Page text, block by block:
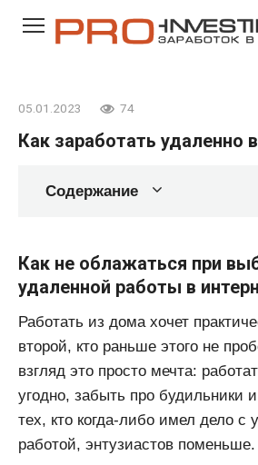
05.01.2023 74
Как заработать удаленно
Содержание
Как не облажаться при
удаленной работы в
Работать из дома хочет
второй, кто раньше этого не
взгляд это просто мечта:
угодно, забыть про будильники
тех, кто когда-либо имел дело с
работой, энтузиастов поменьше.